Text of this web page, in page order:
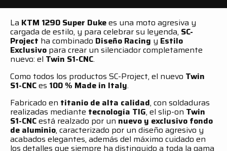
La KTM 1290 Super Dukees una moto agresiva y
cargada de estilo, y para celebrar su leyenda, SC-
Project ha combinado Diseño Racing y Estilo
Exclusivo para crear un silenciador completamente
nuevo: el Twin S1-CNC.
Como todos los productos SC-Project, el nuevo Twin
S1-CNCes 100 % Made in Italy.
Fabricado en titanio de alta calidad, con soldaduras
realizadas mediante tecnología TIG, el slip-on Twin
S1-CNCestá realzado por un nuevo y exclusivo fondo
de aluminio, caracterizado por un diseño agresivo y
acabados elegantes, además del máximo cuidado en
los detalles que siempre ha distinguido a toda la gama